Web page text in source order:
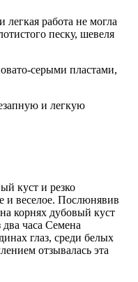
работа не могла
песку, шевеля
серыми пластами,
и легкую
куст и резко
и веселое. Послюнявив
корнях дубовый куст
часа Семена
глаз, среди белых
отзывалась эта